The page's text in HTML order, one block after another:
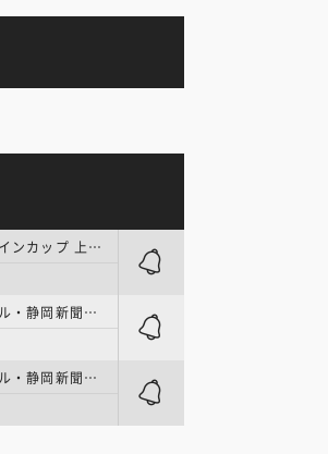
ステップ・アップ・ツアー | ルートインカップ 上田丸子グランヴィリオレディース 最終日
ステップ・アップ・ツアー | ユピテル・静岡新聞SBSレディース 1日目
ステップ・アップ・ツアー | ユピテル・静岡新聞SBSレディース 2日目